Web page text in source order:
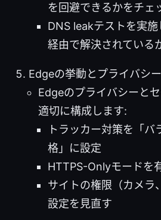
を回避できるかをチェ
DNS leakテストを実施
経由で解決されている
Edgeの挙動とプライバシ
Edgeのプライバシーと
適切に構成します:
トラッカー対策を「
格」に設定
HTTPS-Onlyモードを
サイトの権限（カメラ
設定を見直す